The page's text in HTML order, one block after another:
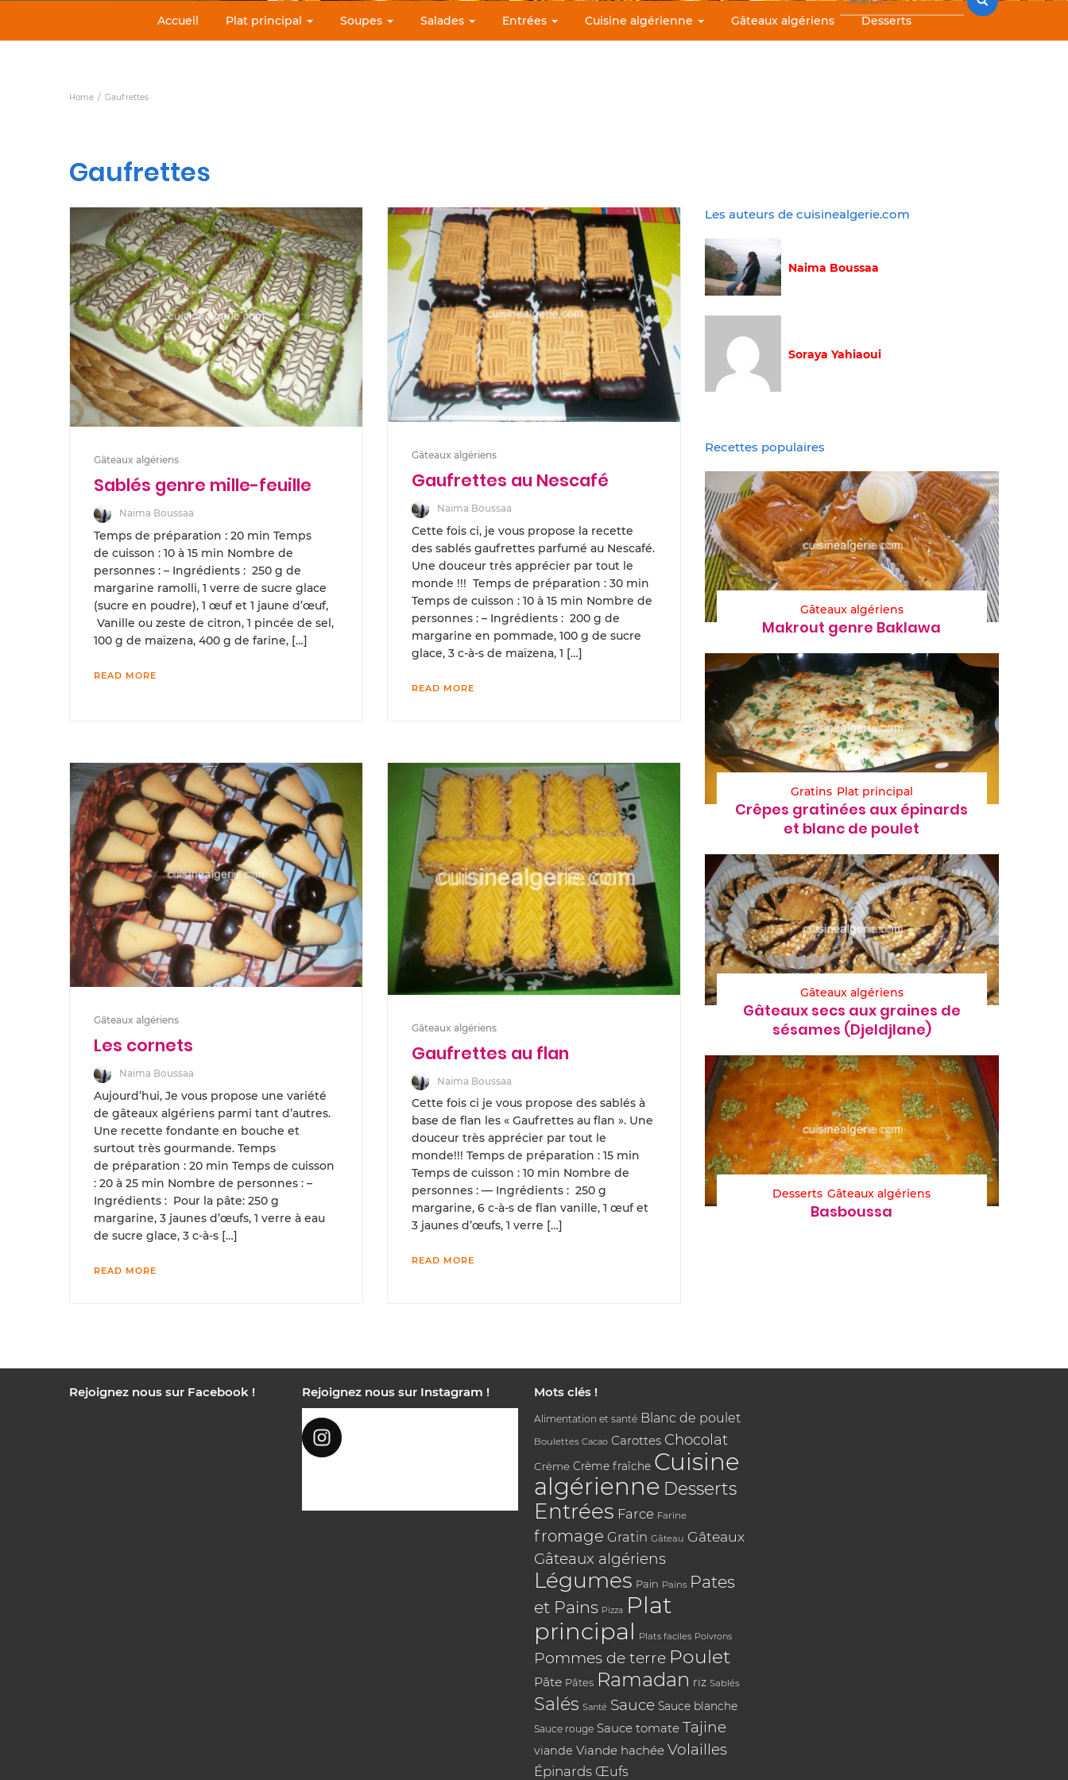
Accueil Plat principal Soupes Salades Entrées Cuisine algérienne Gâteaux algériens Desserts
Home Gaufrettes
Gaufrettes
Gâteaux algériens
Sablés genre mille-feuille
Naima Boussaa
Temps de préparation : 20 min Temps
de cuisson : 10 à 15 min Nombre de
personnes : – Ingrédients : 250 g de
margarine ramolli, 1 verre de sucre glace
(sucre en poudre), 1 œuf et 1 jaune d’œuf,
Vanille ou zeste de citron, 1 pincée de sel,
100 g de maïzena, 400 g de farine, […]
READ MORE
Gâteaux algériens
Gaufrettes au Nescafé
Naima Boussaa
Cette fois ci, je vous propose la recette
des sablés gaufrettes parfumé au Nescafé.
Une douceur très apprécier par tout le
monde !!! Temps de préparation : 30 min
Temps de cuisson : 10 à 15 min Nombre de
personnes : – Ingrédients : 200 g de
margarine en pommade, 100 g de sucre
glace, 3 c-à-s de maïzena, 1 […]
READ MORE
Gâteaux algériens
Les cornets
Naima Boussaa
Aujourd’hui, Je vous propose une variété
de gâteaux algériens parmi tant d’autres.
Une recette fondante en bouche et
surtout très gourmande. Temps
de préparation : 20 min Temps de cuisson
: 20 à 25 min Nombre de personnes : –
Ingrédients : Pour la pâte: 250 g
margarine, 3 jaunes d’œufs, 1 verre à eau
de sucre glace, 3 c-à-s […]
READ MORE
Gâteaux algériens
Gaufrettes au flan
Naima Boussaa
Cette fois ci je vous propose des sablés à
base de flan les « Gaufrettes au flan ». Une
douceur très apprécier par tout le
monde!!! Temps de préparation : 15 min
Temps de cuisson : 10 min Nombre de
personnes : — Ingrédients : 250 g
margarine, 6 c-à-s de flan vanille, 1 œuf et
3 jaunes d’œufs, 1 verre […]
READ MORE
Les auteurs de cuisinealgerie.com
Naima Boussaa
Soraya Yahiaoui
Recettes populaires
Gâteaux algériens
Makrout genre Baklawa
Gratins Plat principal
Crêpes gratinées aux épinards
et blanc de poulet
Gâteaux algériens
Gâteaux secs aux graines de
sésames (Djeldjlane)
Desserts Gâteaux algériens
Basboussa
Rejoignez nous sur Facebook ! Rejoignez nous sur Instagram ! Mots clés !
Alimentation et santé Blanc de poulet
Boulettes Cacao Carottes Chocolat
Crème Crème fraîche Cuisine
algérienne Desserts
Entrées Farce Farine
fromage Gratin Gâteau Gâteaux
Gâteaux algériens
Légumes Pain Pains Pates
et Pains Pizza Plat
principal Plats faciles Poivrons
Pommes de terre Poulet
Pâte Pâtes Ramadan riz Sablés
Salés Santé Sauce Sauce blanche
Sauce rouge Sauce tomate Tajine
viande Viande hachée Volailles
Épinards Œufs